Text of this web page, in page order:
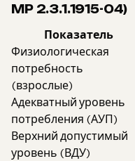
МР 2.3.1.1915-04)
Показатель
Физиологическая
потребность
(взрослые)
Адекватный уровень
потребления (АУП)
Верхний допустимый
уровень (ВДУ)